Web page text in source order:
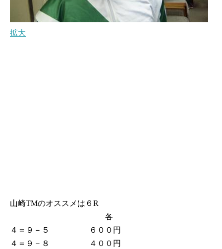
拡大
山崎TMのオススメは６R
各
４＝９－５ ６００円
４＝９－８ ４００円